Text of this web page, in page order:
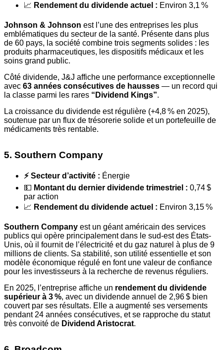
📈 Rendement du dividende actuel : Environ 3,1 %
Johnson & Johnson est l’une des entreprises les plus
emblématiques du secteur de la santé. Présente dans plus
de 60 pays, la société combine trois segments solides : les
produits pharmaceutiques, les dispositifs médicaux et les
soins grand public.
Côté dividende, J&J affiche une performance exceptionnelle
avec 63 années consécutives de hausses — un record qui
la classe parmi les rares “Dividend Kings”.
La croissance du dividende est régulière (+4,8 % en 2025),
soutenue par un flux de trésorerie solide et un portefeuille de
médicaments très rentable.
5. Southern Company
⚡️ Secteur d’activité : Énergie
💵 Montant du dernier dividende trimestriel : 0,74 $
par action
📈 Rendement du dividende actuel : Environ 3,15 %
Southern Company est un géant américain des services
publics qui opère principalement dans le sud-est des États-
Unis, où il fournit de l’électricité et du gaz naturel à plus de 9
millions de clients. Sa stabilité, son utilité essentielle et son
modèle économique régulé en font une valeur de confiance
pour les investisseurs à la recherche de revenus réguliers.
En 2025, l’entreprise affiche un rendement du dividende
supérieur à 3 %, avec un dividende annuel de 2,96 $ bien
couvert par ses résultats. Elle a augmenté ses versements
pendant 24 années consécutives, et se rapproche du statut
très convoité de Dividend Aristocrat.